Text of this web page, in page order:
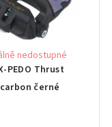
PEDO Thrust
černé
nedostupné